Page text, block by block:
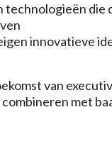
technologieën die
innovatieve
van
met